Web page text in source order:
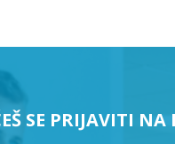
SE PRIJAVITI NA